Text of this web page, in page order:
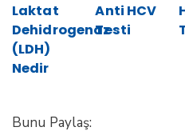
Laktat
Dehidrogenaz
(LDH)
Nedir
Anti HCV
Testi
Bunu Paylaş: